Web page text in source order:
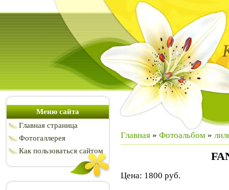
Меню сайта
Главная страница
Фотогаллерея
Как пользоваться сайтом
Главная » Фотоальбом »
Цена: 1800 руб.